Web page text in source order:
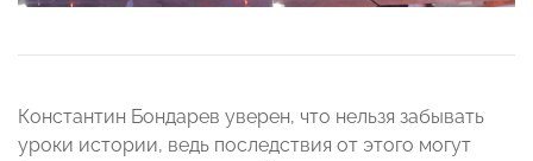
Константин Бондарев уверен, что нельзя забывать
уроки истории, ведь последствия от этого могут